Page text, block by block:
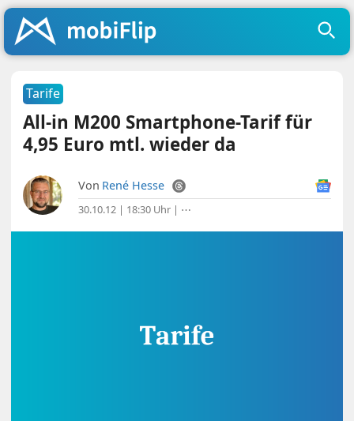
Tarife
All-in M200 Smartphone-Tarif für
4,95 Euro mtl. wieder da
Von René Hesse
30.10.12 | 18:30 Uhr | ⋯